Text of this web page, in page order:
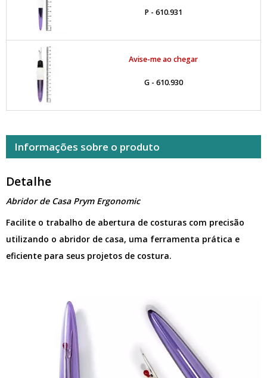
P - 610.931
Avise-me ao chegar
G - 610.930
Informações sobre o produto
Detalhe
Abridor de Casa Prym Ergonomic
Facilite o trabalho de abertura de costuras com precisão
utilizando o abridor de casa, uma ferramenta prática e
eficiente para seus projetos de costura.